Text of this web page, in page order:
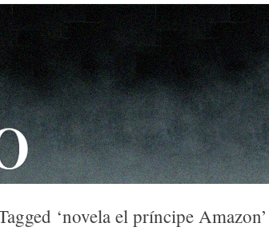
‘novela el príncipe Amazon’